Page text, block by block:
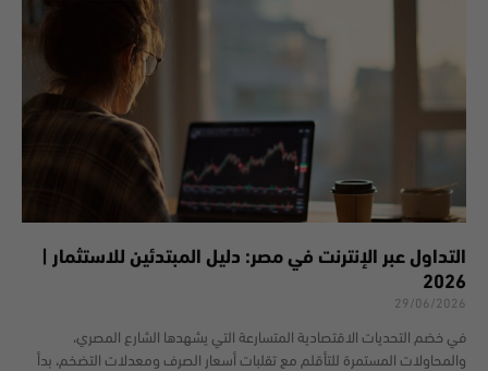
التداول عبر الإنترنت في مصر: دليل المبتدئين للاستثمار |
2026
29/06/2026
في خضم التحديات الاقتصادية المتسارعة التي يشهدها الشارع المصري،
والمحاولات المستمرة للتأقلم مع تقلبات أسعار الصرف ومعدلات التضخم، بدأ